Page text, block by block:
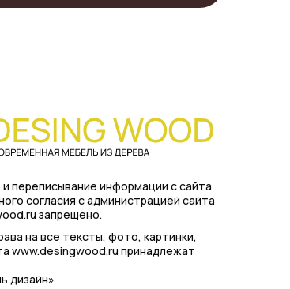
переписывание информации с сайта
согласия с администрацией сайта
запрещено.
на все тексты, фото, картинки,
www.desingwood.ru принадлежат
дизайн»